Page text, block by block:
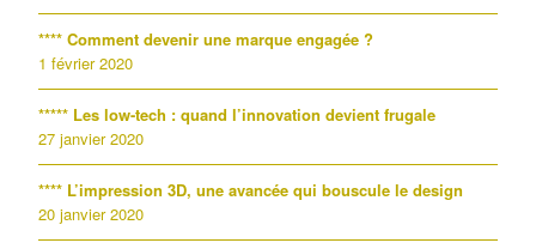
**** Comment devenir une marque engagée ?
1 février 2020
***** Les low-tech : quand l’innovation devient frugale
27 janvier 2020
**** L’impression 3D, une avancée qui bouscule le design
20 janvier 2020